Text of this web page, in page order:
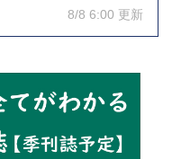
8/8 6:00 更新